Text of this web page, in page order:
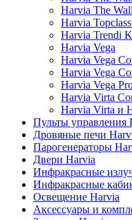
Harvia The
Harvia
Harvia Trendi
Harvia Vega
Harvia Vega
Harvia Vega
Harvia Vega
Harvia Virta
Harvia Virta и
Пульты управления
Дровяные печи
Парогенераторы
Двери Harvia
Инфракрасные
Инфракрасные
Освещение Harvia
Аксессуары и